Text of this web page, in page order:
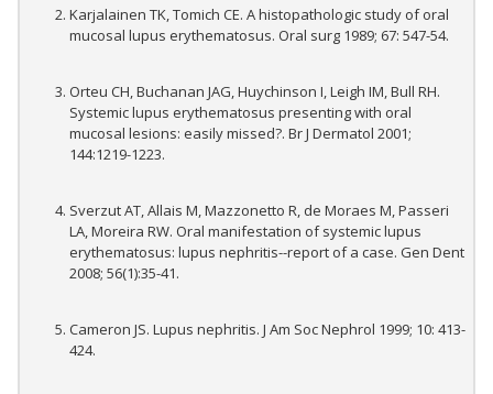
Karjalainen TK, Tomich CE. A histopathologic study of oral
mucosal lupus erythematosus. Oral surg 1989; 67: 547-54.
Orteu CH, Buchanan JAG, Huychinson I, Leigh IM, Bull RH.
Systemic lupus erythematosus presenting with oral
mucosal lesions: easily missed?. Br J Dermatol 2001;
144:1219-1223.
Sverzut AT, Allais M, Mazzonetto R, de Moraes M, Passeri
LA, Moreira RW. Oral manifestation of systemic lupus
erythematosus: lupus nephritis--report of a case. Gen Dent
2008; 56(1):35-41.
Cameron JS. Lupus nephritis. J Am Soc Nephrol 1999; 10: 413-
424.